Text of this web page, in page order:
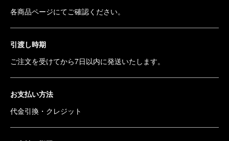
各商品ページにてご確認ください。
引渡し時期
ご注文を受けてから7日以内に発送いたします。
お支払い方法
代金引換・クレジット